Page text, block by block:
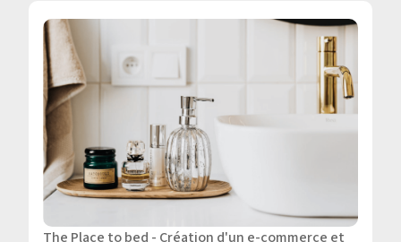
The Place to bed - Création d'un e-commerce et